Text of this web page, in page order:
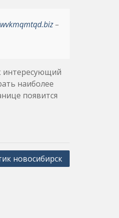
–
интересующий
наиболее
появится
новосибирск